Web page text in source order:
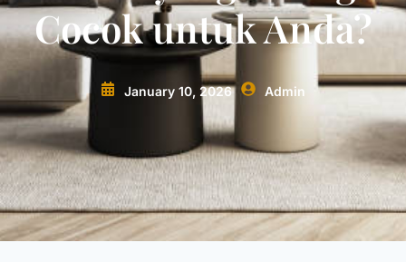
Cocok untuk Anda?
January 10, 2026 Admin